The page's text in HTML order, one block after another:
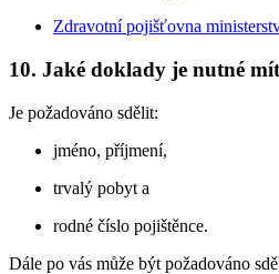
Zdravotní pojišťovna
10. Jaké doklady je nutné mít
Je požadováno sdělit:
jméno, příjmení,
trvalý pobyt a
rodné číslo pojištěnce.
Dále po vás může být požadováno